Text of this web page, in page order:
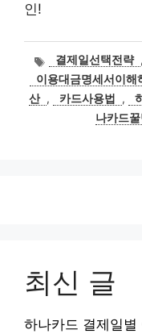
인!
태
그
결제일선택전략 ,
이용대금명세서이해
산 , 카드사용법 ,
나카드꿀
최신 글
하나카드 결제일